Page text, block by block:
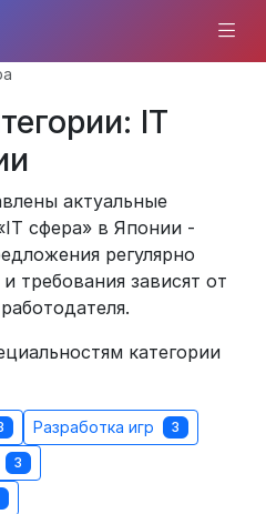
IT
актуальные
сфера» в Японии -
регулярно
требования зависят от
категории
Разработка игр 3
3